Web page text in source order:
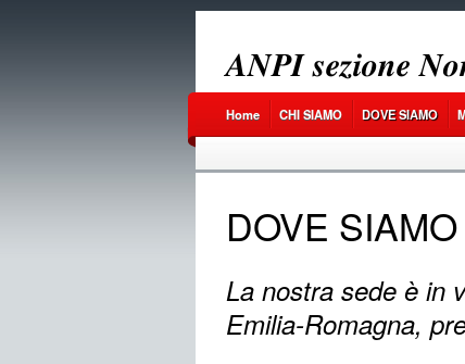
𝑨𝑵𝑷𝑰 𝒔𝒆𝒛𝒊𝒐𝒏𝒆
Home CHI SIAMO DOVE SIAMO
DOVE SIAMO
La nostra sede è in
Emilia-Romagna,